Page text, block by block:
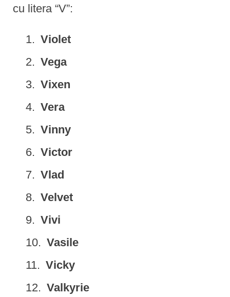
cu litera “V”:
Violet
Vega
Vixen
Vera
Vinny
Victor
Vlad
Velvet
Vivi
Vasile
Vicky
Valkyrie